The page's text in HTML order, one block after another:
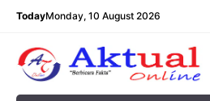
Langsung
TodayMonday, 10 August 2026